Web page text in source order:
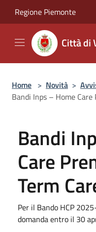
Regione Piemonte
Città di
Home > Novità >
Bandi Inps – Home
Bandi
Care
Term
Per il Bando HCP
domanda entro il 30